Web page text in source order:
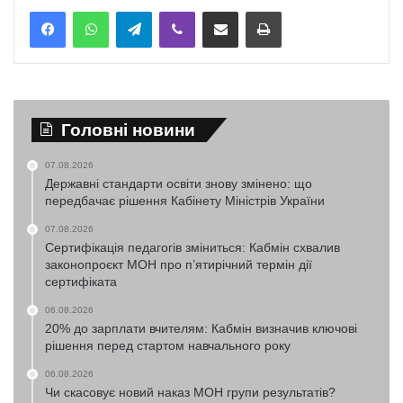
TelegramViber Надіслати електронною поштоюНадрукувати
Головні новини
07.08.2026
Державні стандарти освіти знову змінено: що
передбачає рішення Кабінету Міністрів України
07.08.2026
Сертифікація педагогів зміниться: Кабмін схвалив
законопроєкт МОН про п’ятирічний термін дії
сертифіката
06.08.2026
20% до зарплати вчителям: Кабмін визначив ключові
рішення перед стартом навчального року
06.08.2026
Чи скасовує новий наказ МОН групи результатів?